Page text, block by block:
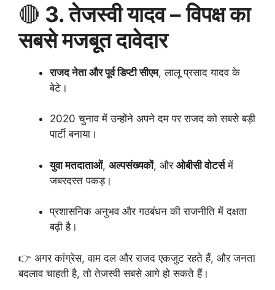
🔴 3. तेजस्वी यादव – विपक्ष का
सबसे मजबूत दावेदार
राजद नेता और पूर्व डिप्टी सीएम, लालू प्रसाद यादव के
बेटे।
2020 चुनाव में उन्होंने अपने दम पर राजद को सबसे बड़ी
पार्टी बनाया।
युवा मतदाताओं, अल्पसंख्यकों, और ओबीसी वोटर्समें
जबरदस्त पकड़।
प्रशासनिक अनुभव और गठबंधन की राजनीति में दक्षता
बढ़ी है।
👉 अगर कांग्रेस, वाम दल और राजद एकजुट रहते हैं, और जनता
बदलाव चाहती है, तो तेजस्वी सबसे आगे हो सकते हैं।